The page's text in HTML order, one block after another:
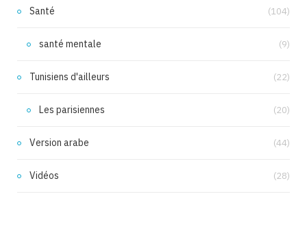
Santé (104)
santé mentale (9)
Tunisiens d'ailleurs (22)
Les parisiennes (20)
Version arabe (44)
Vidéos (28)